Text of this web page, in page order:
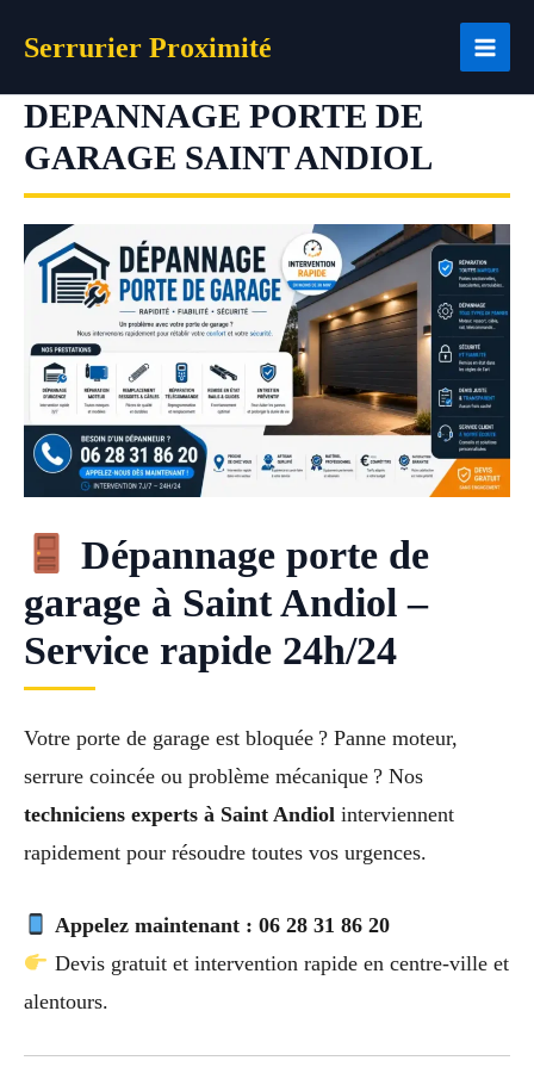
Serrurier Proximité
DEPANNAGE PORTE DE
GARAGE SAINT ANDIOL
Dépannage porte de
garage à Saint Andiol –
Service rapide 24h/24
Votre porte de garage est bloquée ? Panne moteur,
serrure coincée ou problème mécanique ? Nos
techniciens experts à Saint Andiol interviennent
rapidement pour résoudre toutes vos urgences.
Appelez maintenant : 06 28 31 86 20
Devis gratuit et intervention rapide en centre-ville et
alentours.